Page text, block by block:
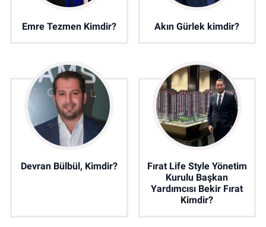
Emre Tezmen Kimdir? Akın Gürlek kimdir?
Devran Bülbül, Kimdir?
Fırat Life Style Yönetim
Kurulu Başkan
Yardımcısı Bekir Fırat
Kimdir?